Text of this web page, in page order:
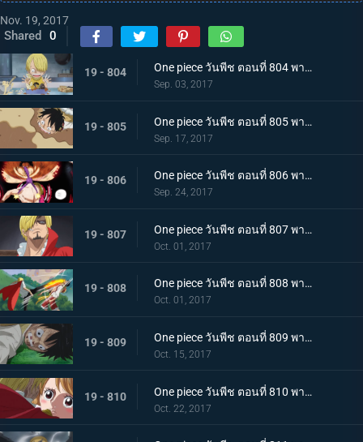
Nov. 19, 2017
Shared 0
19 - 804 One piece วันพีช ตอนที่ 804 พากย์ไทย สู่อีสต์บลู ซันจิ ตัดสินใจออกเดินทาง
Sep. 03, 2017
19 - 805 One piece วันพีช ตอนที่ 805 พากย์ไทย ต่อสู้กับขีดจำกัด ลูฟี่กับบิสกิตที่ไม่ยอมหมด
Sep. 17, 2017
19 - 806 One piece วันพีช ตอนที่ 806 พากย์ไทย พลังเต็มอิ่ม เกียร์ 4 ใหม่ แทงก์แมน
Sep. 24, 2017
19 - 807 One piece วันพีช ตอนที่ 807 พากย์ไทย การต่อสู้ที่แสนเศร้า ลูฟี่ VS ซันจิ (ครึ่งแรก)
Oct. 01, 2017
19 - 808 One piece วันพีช ตอนที่ 808 พากย์ไทย การต่อสู้ที่แสนเศร้า ลูฟี่ VS ซันจิ (ครึ่งหลัง)
Oct. 01, 2017
19 - 809 One piece วันพีช ตอนที่ 809 พากย์ไทย พายุแห่งการแก้แค้น กองทัพที่โกรธเกรี้ยวบุกเข้าโจมตี
Oct. 15, 2017
19 - 810 One piece วันพีช ตอนที่ 810 พากย์ไทย สิ้นสุดการผจญภัย ข้อเสนอที่เด็ดเดี่ยวของซันจิ
Oct. 22, 2017